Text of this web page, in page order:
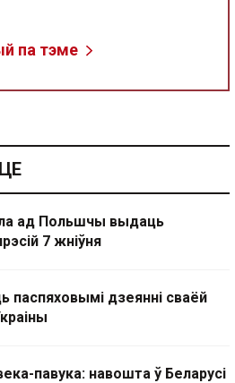
па тэме
ад Польшчы выдаць
7 жніўня
паспяховымі дзеянні сваёй
павука: навошта ў Беларусі